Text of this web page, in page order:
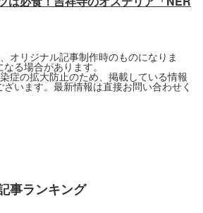
オリジナル記事制作時のものになりま
る場合があります。
症の拡大防止のため、掲載している情報
います。最新情報は直接お問い合わせく
事ランキング